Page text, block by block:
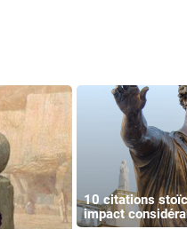
10 citations
impact